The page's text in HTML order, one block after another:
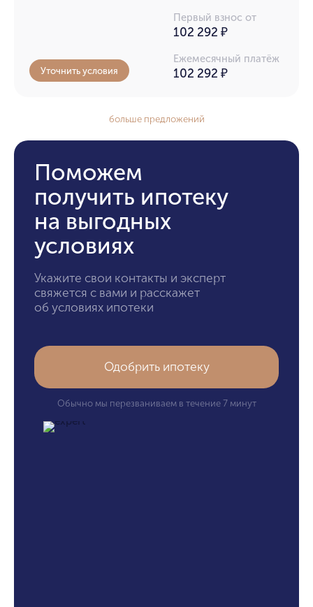
Первый взнос от
102 292 ₽
Ежемесячный платёж
102 292 ₽
Уточнить условия
больше предложений
Поможем
получить ипотеку
на выгодных
условиях
Укажите свои контакты и эксперт
свяжется с вами и расскажет
об условиях ипотеки
Одобрить ипотеку
Обычно мы перезваниваем в течение 7 минут